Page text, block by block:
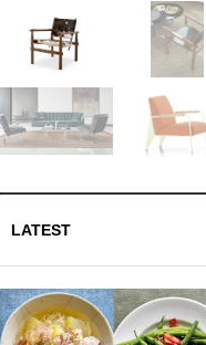
LATEST